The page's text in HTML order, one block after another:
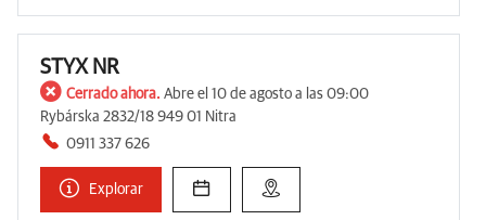
STYX NR
Cerrado ahora. Abre el 10 de agosto a las 09:00
Rybárska 2832/18 949 01 Nitra
0911 337 626
Explorar